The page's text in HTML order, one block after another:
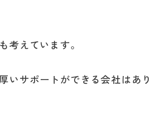
考えています。
いサポートができる会社はあり